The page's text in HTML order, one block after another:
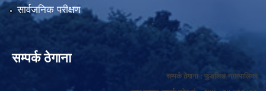
सार्वजनिक परीक्षण
सम्पर्क ठेगाना
सम्पर्क ठेगाना : फुङलिङ नगरपालिका